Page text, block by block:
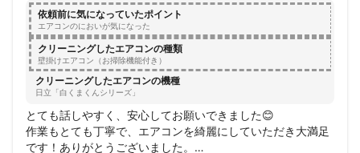
依頼前に気になっていたポイント
エアコンのにおいが気になった
クリーニングしたエアコンの種類
壁掛けエアコン（お掃除機能付き）
クリーニングしたエアコンの機種
日立「白くまくんシリーズ」
とても話しやすく、安心してお願いできました😊
作業もとても丁寧で、エアコンを綺麗にしていただき大満足
です！ありがとうございました。